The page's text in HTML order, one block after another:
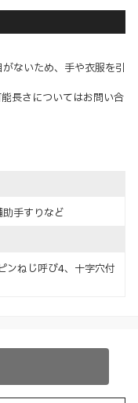
ないため、手や衣服を引
長さについてはお問い合
手すりなど
ンねじ呼び4、十字穴付